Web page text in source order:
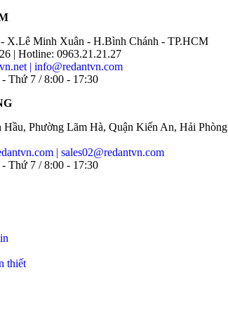
X.Lê Minh Xuân - H.Bình Chánh - TP.HCM
| Hotline: 0963.21.21.27
| info@redantvn.com
Thứ 7 / 8:00 - 17:30
Phường Lãm Hà, Quận Kiến An, Hải Phòng
| sales02@redantvn.com
Thứ 7 / 8:00 - 17:30
thiết